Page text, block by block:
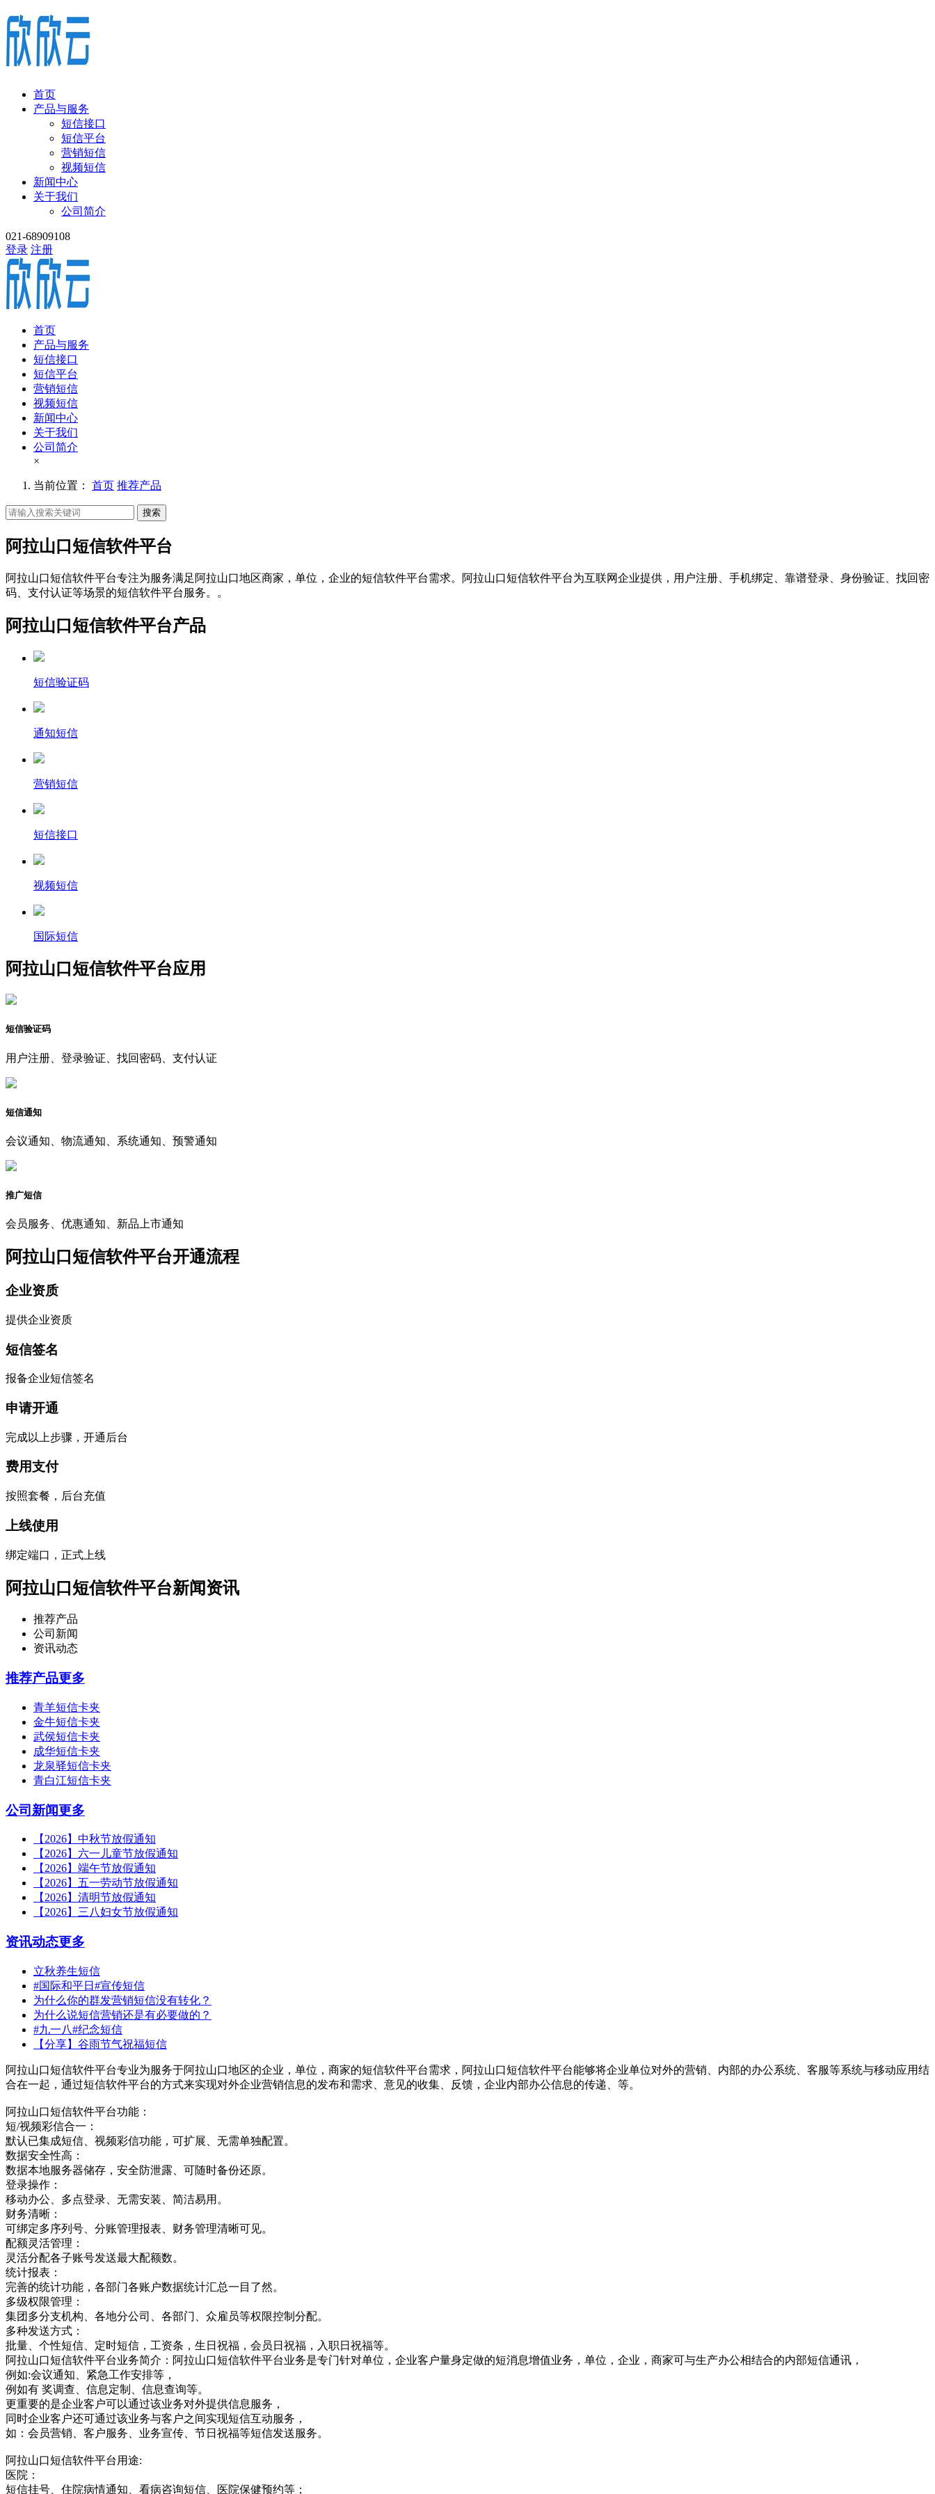
首页
产品与服务
短信接口
短信平台
营销短信
视频短信
新闻中心
关于我们
公司简介
021-68909108
登录 注册
首页
产品与服务
短信接口
短信平台
营销短信
视频短信
新闻中心
关于我们
公司简介
×
当前位置： 首页 推荐产品
搜索
阿拉山口短信软件平台
阿拉山口短信软件平台专注为服务满足阿拉山口地区商家，单位，企业的短信软件平台需求。阿拉山口短信软件平台为互联网企业提供，用户注册、手机绑定、靠谱登录、身份验证、找回密
码、支付认证等场景的短信软件平台服务。。
阿拉山口短信软件平台产品
短信验证码
通知短信
营销短信
短信接口
视频短信
国际短信
阿拉山口短信软件平台应用
短信验证码
用户注册、登录验证、找回密码、支付认证
短信通知
会议通知、物流通知、系统通知、预警通知
推广短信
会员服务、优惠通知、新品上市通知
阿拉山口短信软件平台开通流程
企业资质
提供企业资质
短信签名
报备企业短信签名
申请开通
完成以上步骤，开通后台
费用支付
按照套餐，后台充值
上线使用
绑定端口，正式上线
阿拉山口短信软件平台新闻资讯
推荐产品
公司新闻
资讯动态
推荐产品更多
青羊短信卡夹
金牛短信卡夹
武侯短信卡夹
成华短信卡夹
龙泉驿短信卡夹
青白江短信卡夹
公司新闻更多
【2026】中秋节放假通知
【2026】六一儿童节放假通知
【2026】端午节放假通知
【2026】五一劳动节放假通知
【2026】清明节放假通知
【2026】三八妇女节放假通知
资讯动态更多
立秋养生短信
#国际和平日#宣传短信
为什么你的群发营销短信没有转化？
为什么说短信营销还是有必要做的？
#九一八#纪念短信
【分享】谷雨节气祝福短信
阿拉山口短信软件平台专业为服务于阿拉山口地区的企业，单位，商家的短信软件平台需求，阿拉山口短信软件平台能够将企业单位对外的营销、内部的办公系统、客服等系统与移动应用结
合在一起，通过短信软件平台的方式来实现对外企业营销信息的发布和需求、意见的收集、反馈，企业内部办公信息的传递、等。
阿拉山口短信软件平台功能：
短/视频彩信合一：
默认已集成短信、视频彩信功能，可扩展、无需单独配置。
数据安全性高：
数据本地服务器储存，安全防泄露、可随时备份还原。
登录操作：
移动办公、多点登录、无需安装、简洁易用。
财务清晰：
可绑定多序列号、分账管理报表、财务管理清晰可见。
配额灵活管理：
灵活分配各子账号发送最大配额数。
统计报表：
完善的统计功能，各部门各账户数据统计汇总一目了然。
多级权限管理：
集团多分支机构、各地分公司、各部门、众雇员等权限控制分配。
多种发送方式：
批量、个性短信、定时短信，工资条，生日祝福，会员日祝福，入职日祝福等。
阿拉山口短信软件平台业务简介：阿拉山口短信软件平台业务是专门针对单位，企业客户量身定做的短消息增值业务，单位，企业，商家可与生产办公相结合的内部短信通讯，
例如:会议通知、紧急工作安排等，
例如有 奖调查、信息定制、信息查询等。
更重要的是企业客户可以通过该业务对外提供信息服务，
同时企业客户还可通过该业务与客户之间实现短信互动服务，
如：会员营销、客户服务、业务宣传、节日祝福等短信发送服务。
阿拉山口短信软件平台用途:
医院：
短信挂号、住院病情通知、看病咨询短信、医院保健预约等；